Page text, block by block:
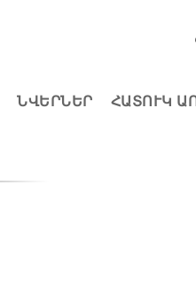
ՆՎԵՐՆԵՐ ՀԱՏՈՒԿ